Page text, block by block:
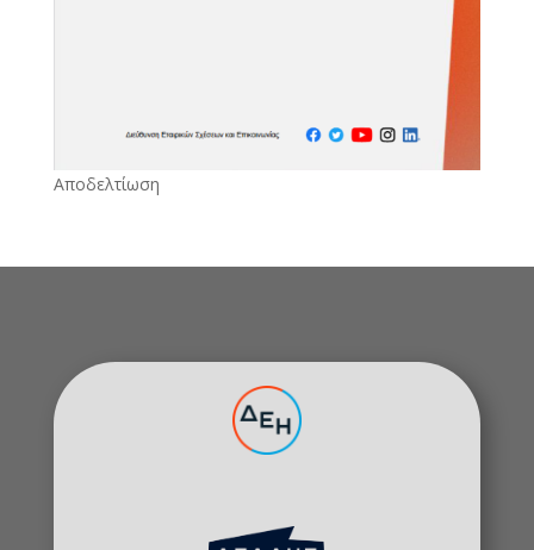
Αποδελτίωση